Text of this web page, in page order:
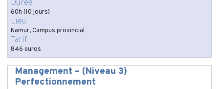
Durée
60h (10 jours)
Lieu
Namur, Campus provincial
Tarif
846 euros
Management – (Niveau 3)
Perfectionnement